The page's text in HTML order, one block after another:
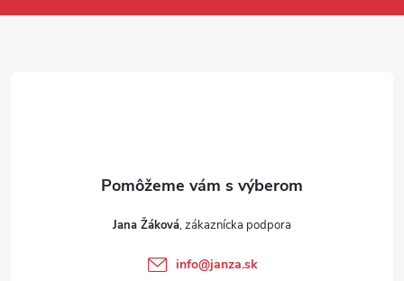
Jana Žáková
info@janza.sk